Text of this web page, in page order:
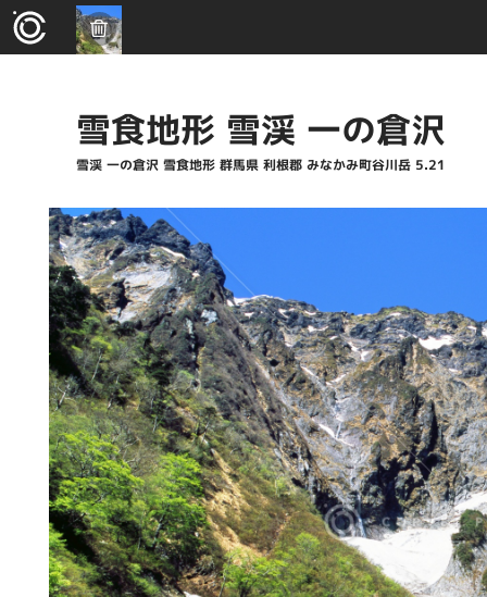
雪食地形 雪渓 一の倉沢
雪渓 一の倉沢 雪食地形 群馬県 利根郡 みなかみ町谷川岳 5.21